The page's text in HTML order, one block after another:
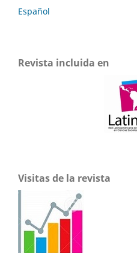
Español
Revista incluida en
Visitas de la revista